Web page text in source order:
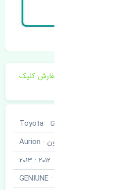
و قیمت به روز روی ثبت سفارش کلیک
تویوتا · Toyota
آریون · Aurion
2012 · 2013
اصلی · GENIUNE